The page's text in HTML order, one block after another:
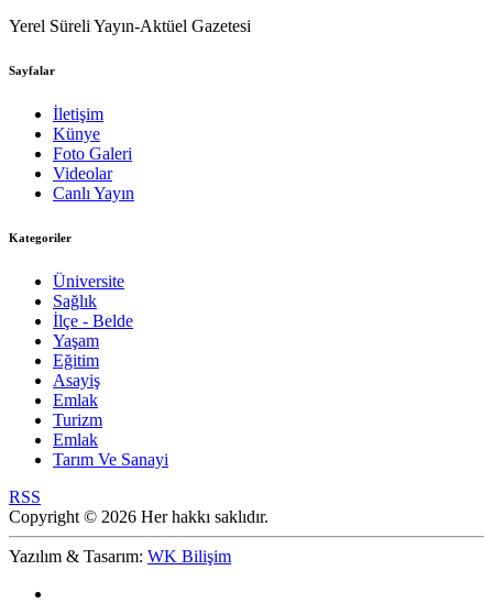
Yerel Süreli Yayın-Aktüel Gazetesi
Sayfalar
İletişim
Künye
Foto Galeri
Videolar
Canlı Yayın
Kategoriler
Üniversite
Sağlık
İlçe - Belde
Yaşam
Eğitim
Asayiş
Emlak
Turizm
Emlak
Tarım Ve Sanayi
RSS
Copyright © 2026 Her hakkı saklıdır.
Yazılım & Tasarım: WK Bilişim